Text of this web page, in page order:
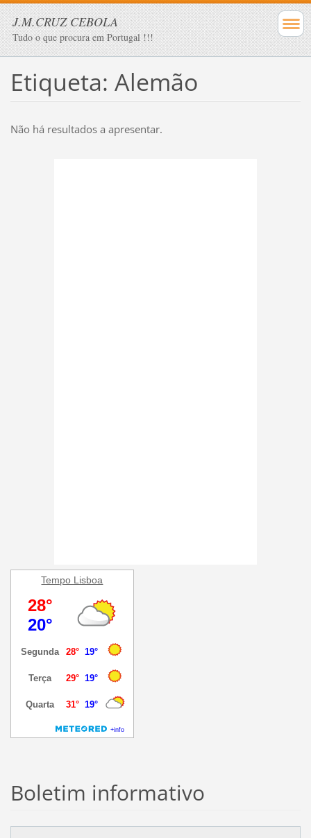
J.M.CRUZ CEBOLA
Tudo o que procura em Portugal !!!
Etiqueta: Alemão
Não há resultados a apresentar.
Tempo Lisboa
Boletim informativo